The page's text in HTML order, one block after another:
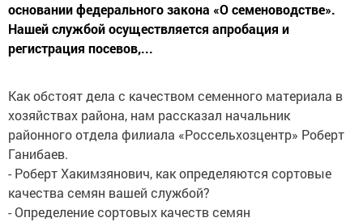
основании федерального закона «О семеноводстве».
Нашей службой осуществляется апробация и
регистрация посевов,...
Как обстоят дела с качеством семенного материала в
хозяйствах района, нам рассказал начальник
районного отдела филиала «Россельхозцентр» Роберт
Ганибаев.
- Роберт Хакимзянович, как определяются сортовые
качества семян вашей службой?
- Определение сортовых качеств семян